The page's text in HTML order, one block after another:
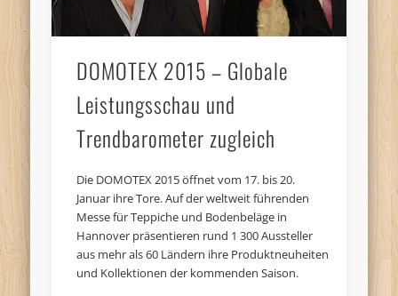
DOMOTEX 2015 – Globale
Leistungsschau und
Trendbarometer zugleich
Die DOMOTEX 2015 öffnet vom 17. bis 20.
Januar ihre Tore. Auf der weltweit führenden
Messe für Teppiche und Bodenbeläge in
Hannover präsentieren rund 1 300 Aussteller
aus mehr als 60 Ländern ihre Produktneuheiten
und Kollektionen der kommenden Saison.